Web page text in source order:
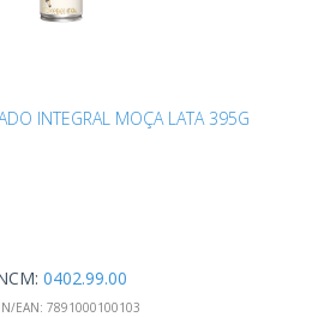
INTEGRAL MOÇA LATA 395G
0402.99.00
EAN: 7891000100103